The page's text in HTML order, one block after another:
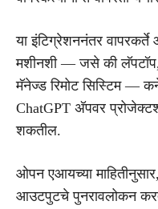
या इंटिग्रेशननंतर
मशीनशी — जसे की
मॅनेज्ड रिमोट सिस्टिम —
ChatGPT अ‍ॅपवर
शकतील.
ओपन एआयच्या
आउटपुटचे पुनरावलोकन